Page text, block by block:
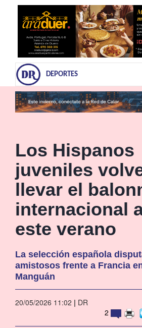
DEPORTES
Los Hispanos
juveniles
llevar el
internacional
este verano
La selección española
amistosos frente a Francia
Manguán
20/05/2026 11:02 | DR
2